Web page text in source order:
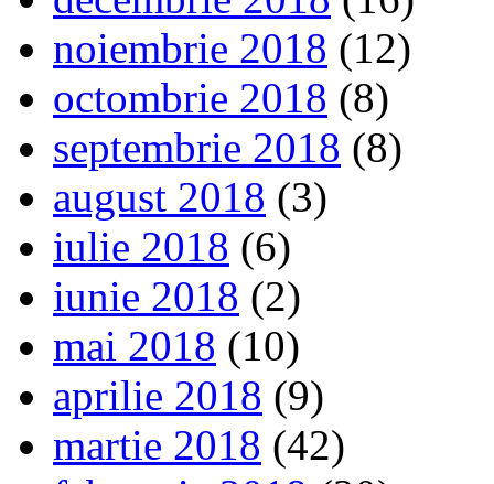
noiembrie 2018 (12)
octombrie 2018 (8)
septembrie 2018 (8)
august 2018 (3)
iulie 2018 (6)
iunie 2018 (2)
mai 2018 (10)
aprilie 2018 (9)
martie 2018 (42)